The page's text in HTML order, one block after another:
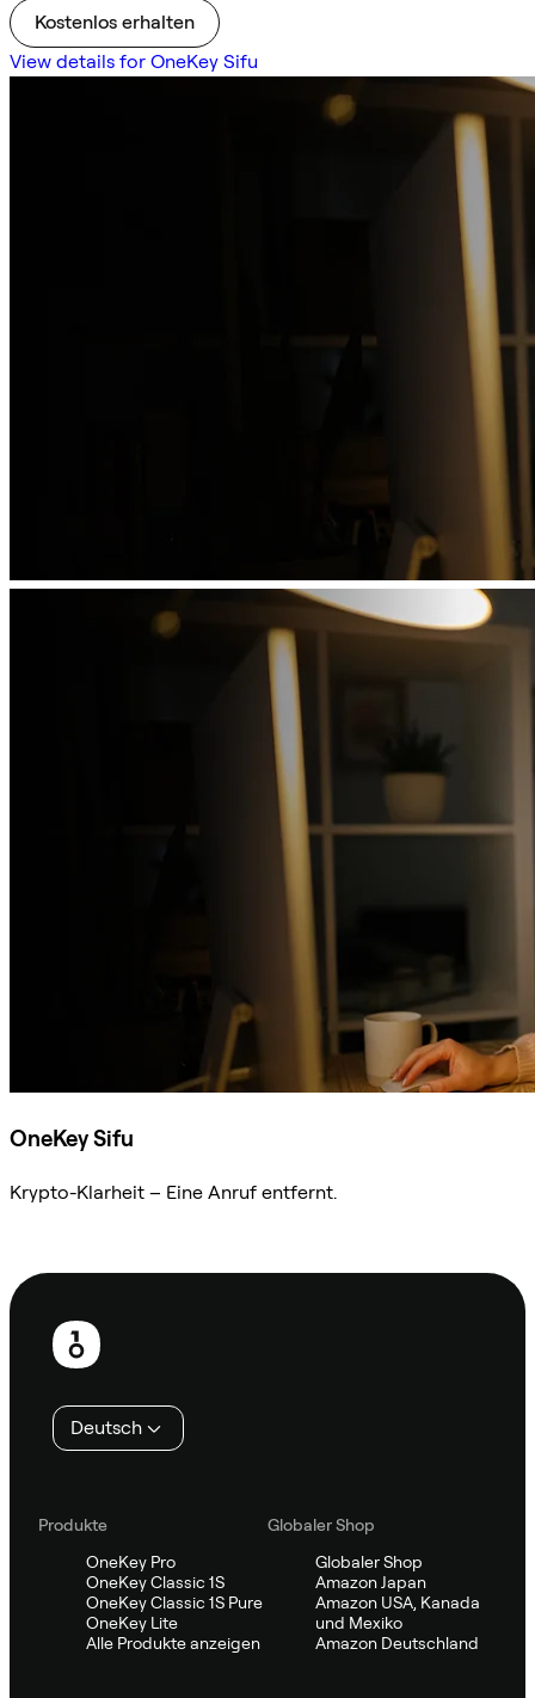
Kostenlos erhalten
View details for OneKey Sifu
OneKey Sifu
Krypto-Klarheit – Eine Anruf entfernt.
Fußzeile
Deutsch
Produkte
OneKey Pro
OneKey Classic 1S
OneKey Classic 1S Pure
OneKey Lite
Alle Produkte anzeigen
Globaler Shop
Globaler Shop
Amazon Japan
Amazon USA, Kanada
und Mexiko
Amazon Deutschland